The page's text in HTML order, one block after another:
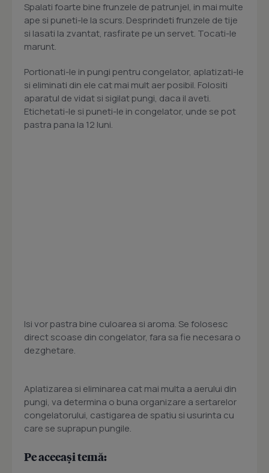
Spalati foarte bine frunzele de patrunjel, in mai multe
ape si puneti-le la scurs. Desprindeti frunzele de tije
si lasati la zvantat, rasfirate pe un servet. Tocati-le
marunt.
Portionati-le in pungi pentru congelator, aplatizati-le
si eliminati din ele cat mai mult aer posibil. Folositi
aparatul de vidat si sigilat pungi, daca il aveti.
Etichetati-le si puneti-le in congelator, unde se pot
pastra pana la 12 luni.
Isi vor pastra bine culoarea si aroma. Se folosesc
direct scoase din congelator, fara sa fie necesara o
dezghetare.
Aplatizarea si eliminarea cat mai multa a aerului din
pungi, va determina o buna organizare a sertarelor
congelatorului, castigarea de spatiu si usurinta cu
care se suprapun pungile.
Pe aceeași temă: